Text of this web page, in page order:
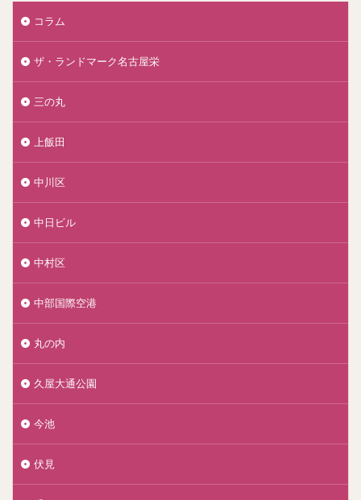
コラム
ザ・ランドマーク名古屋栄
三の丸
上飯田
中川区
中日ビル
中村区
中部国際空港
丸の内
久屋大通公園
今池
伏見